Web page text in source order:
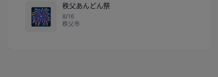
🎆
秩父あんどん祭
8/16
秩父市